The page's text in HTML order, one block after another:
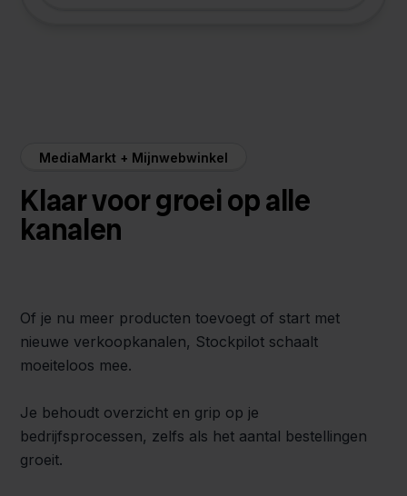
MediaMarkt + Mijnwebwinkel
Klaar voor groei op alle
kanalen
Of je nu meer producten toevoegt of start met
nieuwe verkoopkanalen, Stockpilot schaalt
moeiteloos mee.
Je behoudt overzicht en grip op je
bedrijfsprocessen, zelfs als het aantal bestellingen
groeit.